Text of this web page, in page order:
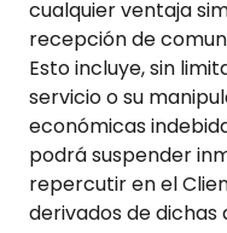
cualquier ventaja
recepción de
Esto incluye, sin
servicio o su
económicas
podrá suspender
repercutir en el
derivados de dichas